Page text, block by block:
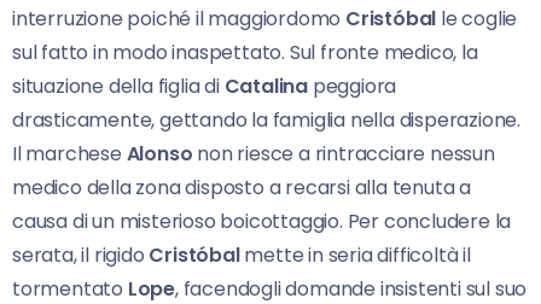
interruzione poiché il maggiordomo Cristóbal le coglie
sul fatto in modo inaspettato. Sul fronte medico, la
situazione della figlia di Catalina peggiora
drasticamente, gettando la famiglia nella disperazione.
Il marchese Alonso non riesce a rintracciare nessun
medico della zona disposto a recarsi alla tenuta a
causa di un misterioso boicottaggio. Per concludere la
serata, il rigido Cristóbalmette in seria difficoltà il
tormentato Lope, facendogli domande insistenti sul suo